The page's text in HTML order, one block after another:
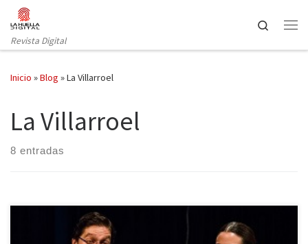
Saltar al contenido
Revista Digital
Search
Inicio »Blog »La Villarroel
La Villarroel
8 entradas